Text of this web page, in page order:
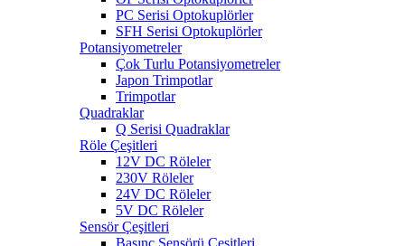
PC Serisi Optokuplörler
SFH Serisi Optokuplörler
Potansiyometreler
Çok Turlu Potansiyometreler
Japon Trimpotlar
Trimpotlar
Quadraklar
Q Serisi Quadraklar
Röle Çeşitleri
12V DC Röleler
230V Röleler
24V DC Röleler
5V DC Röleler
Sensör Çeşitleri
Basınç Sensörü Çeşitleri